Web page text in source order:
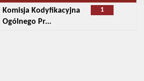
1
Komisja Kodyfikacyjna
Ogólnego Pr...